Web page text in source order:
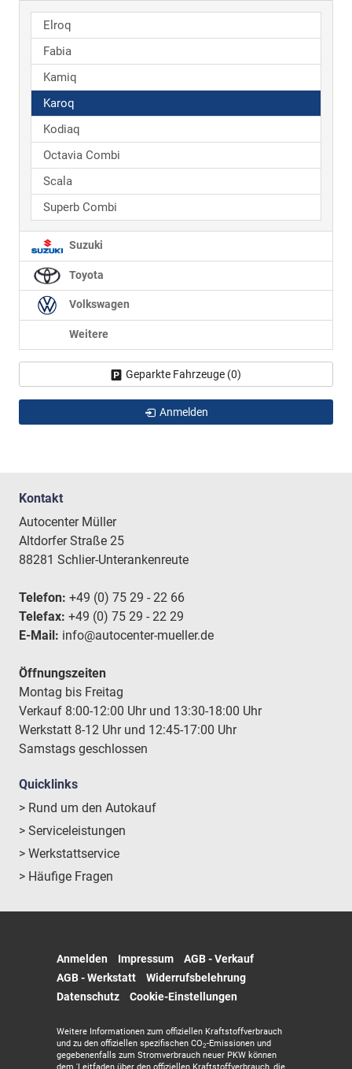
Elroq
Fabia
Kamiq
Karoq
Kodiaq
Octavia Combi
Scala
Superb Combi
Suzuki
Toyota
Volkswagen
Weitere
Geparkte Fahrzeuge (0)
Anmelden
Kontakt
Autocenter Müller
Altdorfer Straße 25
88281 Schlier-Unterankenreute
Telefon: +49 (0) 75 29 - 22 66
Telefax: +49 (0) 75 29 - 22 29
E-Mail: info@autocenter-mueller.de
Öffnungszeiten
Montag bis Freitag
Verkauf 8:00-12:00 Uhr und 13:30-18:00 Uhr
Werkstatt 8-12 Uhr und 12:45-17:00 Uhr
Samstags geschlossen
Quicklinks
> Rund um den Autokauf
> Serviceleistungen
> Werkstattservice
> Häufige Fragen
Anmelden Impressum
AGB - Verkauf
AGB - Werkstatt
Widerrufsbelehrung
Datenschutz
Cookie-Einstellungen
Weitere Informationen zum offiziellen Kraftstoffverbrauch
und zu den offiziellen spezifischen CO2-Emissionen und
gegebenenfalls zum Stromverbrauch neuer PKW können
dem 'Leitfaden über den offiziellen Kraftstoffverbrauch, die